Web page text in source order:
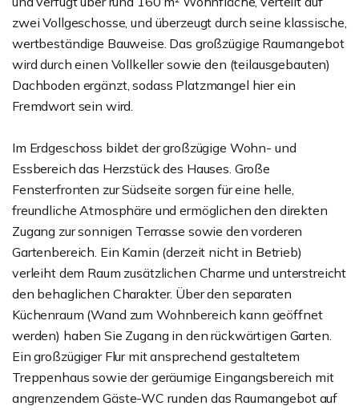
zwei Vollgeschosse, und überzeugt durch seine klassische,
wertbeständige Bauweise. Das großzügige Raumangebot
wird durch einen Vollkeller sowie den (teilausgebauten)
Dachboden ergänzt, sodass Platzmangel hier ein
Fremdwort sein wird.
Im Erdgeschoss bildet der großzügige Wohn- und
Essbereich das Herzstück des Hauses. Große
Fensterfronten zur Südseite sorgen für eine helle,
freundliche Atmosphäre und ermöglichen den direkten
Zugang zur sonnigen Terrasse sowie den vorderen
Gartenbereich. Ein Kamin (derzeit nicht in Betrieb)
verleiht dem Raum zusätzlichen Charme und unterstreicht
den behaglichen Charakter. Über den separaten
Küchenraum (Wand zum Wohnbereich kann geöffnet
werden) haben Sie Zugang in den rückwärtigen Garten.
Ein großzügiger Flur mit ansprechend gestaltetem
Treppenhaus sowie der geräumige Eingangsbereich mit
angrenzendem Gäste-WC runden das Raumangebot auf